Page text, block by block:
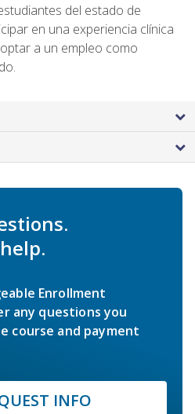
del estado de
en una experiencia clínica
a un empleo como
Enrollment
any questions you
course and payment
INFO